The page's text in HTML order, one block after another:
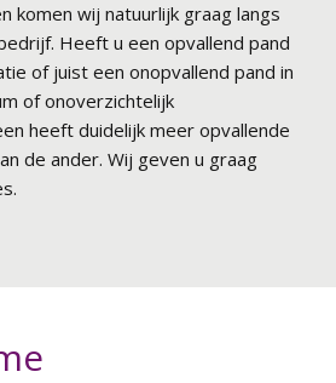
komen wij natuurlijk graag langs
Heeft u een opvallend pand
of juist een onopvallend pand in
of onoverzichtelijk
heeft duidelijk meer opvallende
de ander. Wij geven u graag